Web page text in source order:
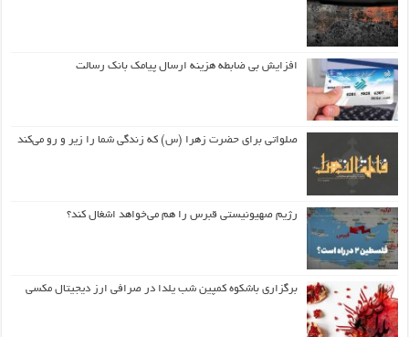
افزایش بی ضابطه هزینه ارسال پیامک بانک رسالت
صلواتی برای حضرت زهرا (س) که زندگی شما را زیر و رو می‌کند
رژیم صهیونیستی قبرس را هم می‌خواهد اشغال کند؟
برگزاری باشکوه کمپین شب یلدا در صرافی ارز دیجیتال مکسی